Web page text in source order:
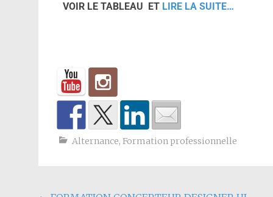
VOIR LE TABLEAU ET LIRE LA SUITE…
Alternance, Formation professionnelle